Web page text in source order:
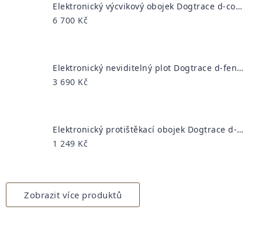
Elektronický výcvikový obojek Dogtrace d-control professional 2000 ONE
6 700 Kč
Elektronický neviditelný plot Dogtrace d-fence 1001
3 690 Kč
Elektronický protištěkací obojek Dogtrace d-mute small
1 249 Kč
Zobrazit více produktů